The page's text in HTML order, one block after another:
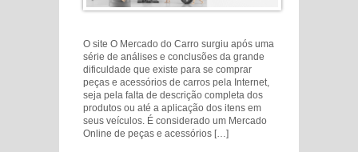
O site O Mercado do Carro surgiu após uma
série de análises e conclusões da grande
dificuldade que existe para se comprar
peças e acessórios de carros pela Internet,
seja pela falta de descrição completa dos
produtos ou até a aplicação dos itens em
seus veículos. É considerado um Mercado
Online de peças e acessórios […]